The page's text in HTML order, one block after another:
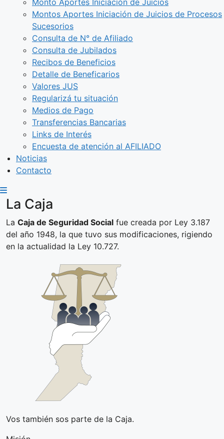
Montos Aportes Iniciación de Juicios de Procesos
Sucesorios
Consulta de N° de Afiliado
Consulta de Jubilados
Recibos de Beneficios
Detalle de Beneficarios
Valores JUS
Regularizá tu situación
Medios de Pago
Transferencias Bancarias
Links de Interés
Encuesta de atención al AFILIADO
Noticias
Contacto
La Caja
La Caja de Seguridad Social fue creada por Ley 3.187
del año 1948, la que tuvo sus modificaciones, rigiendo
en la actualidad la Ley 10.727.
Vos también sos parte de la Caja.